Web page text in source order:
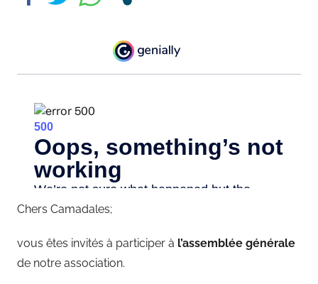
Chers Camadales;
vous êtes invités à participer à l’assemblée générale
de notre association.